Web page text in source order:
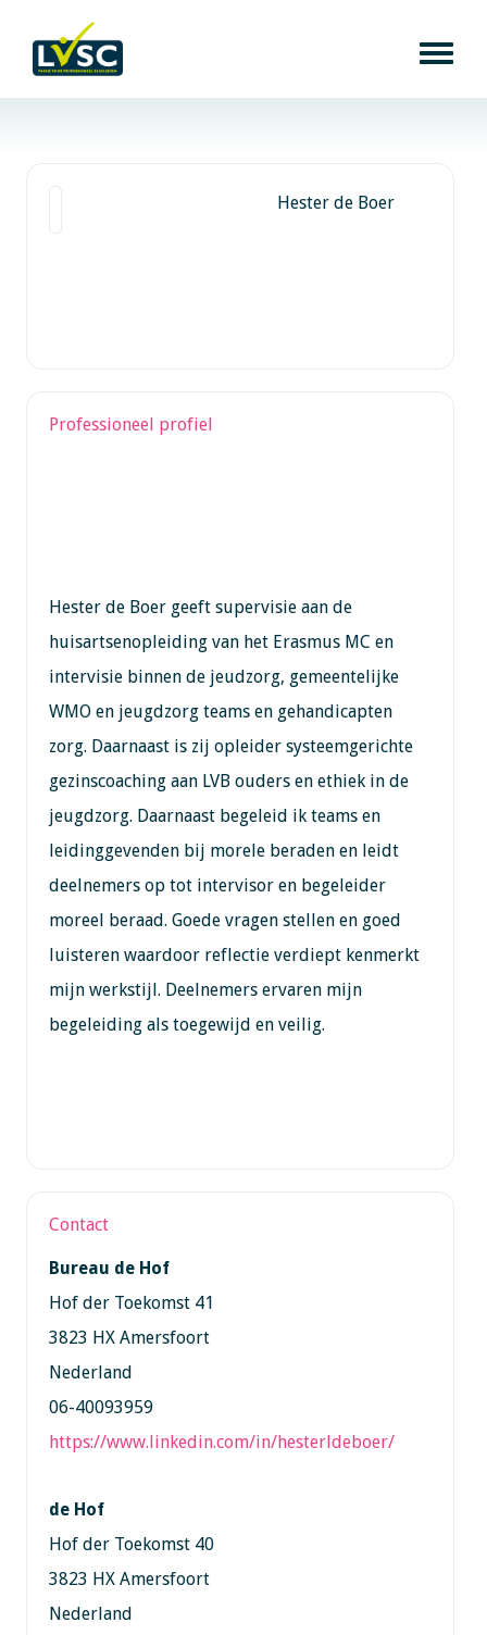
Hester de Boer
Professioneel profiel
Hester de Boer geeft supervisie aan de
huisartsenopleiding van het Erasmus MC en
intervisie binnen de jeudzorg, gemeentelijke
WMO en jeugdzorg teams en gehandicapten
zorg. Daarnaast is zij opleider systeemgerichte
gezinscoaching aan LVB ouders en ethiek in de
jeugdzorg. Daarnaast begeleid ik teams en
leidinggevenden bij morele beraden en leidt
deelnemers op tot intervisor en begeleider
moreel beraad. Goede vragen stellen en goed
luisteren waardoor reflectie verdiept kenmerkt
mijn werkstijl. Deelnemers ervaren mijn
begeleiding als toegewijd en veilig.
Contact
Bureau de Hof
Hof der Toekomst 41
3823 HX Amersfoort
Nederland
06-40093959
https://www.linkedin.com/in/hesterldeboer/
de Hof
Hof der Toekomst 40
3823 HX Amersfoort
Nederland